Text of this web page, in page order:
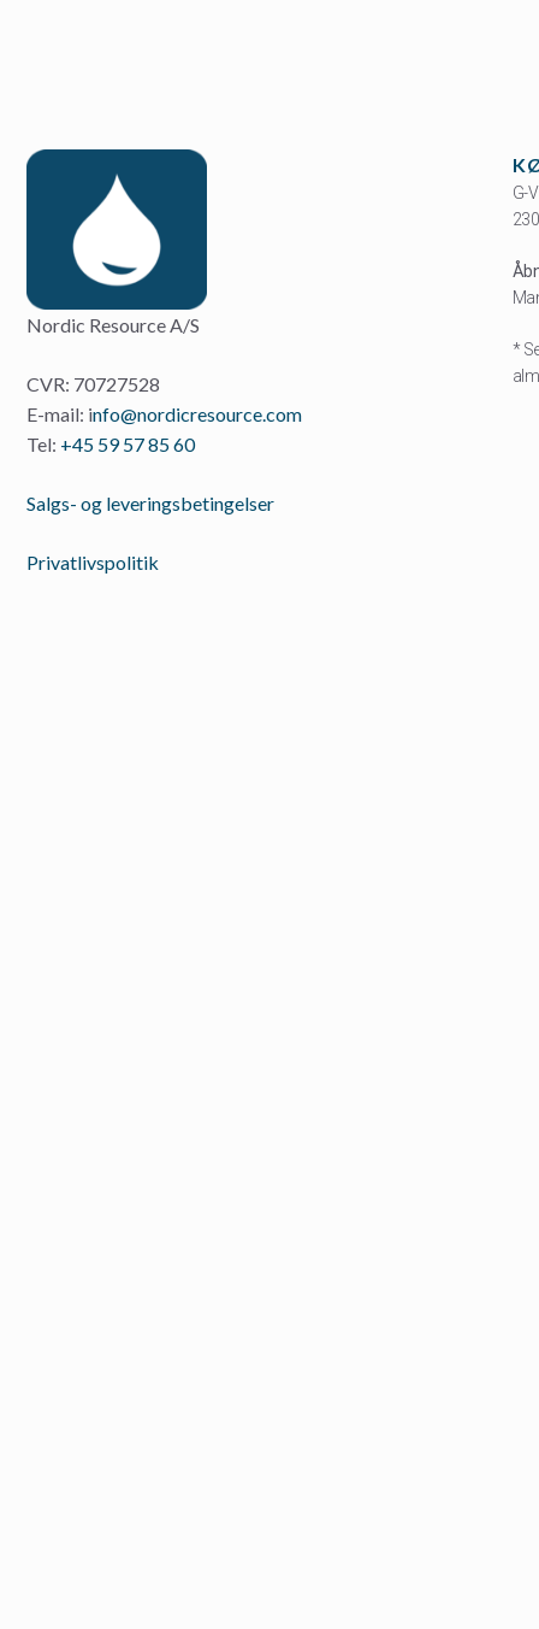
Nordic Resource A/S
CVR: 70727528
E-mail: info@nordicresource.com
Tel: +45 59 57 85 60
Salgs- og leveringsbetingelser
Privatlivspolitik
G-
*